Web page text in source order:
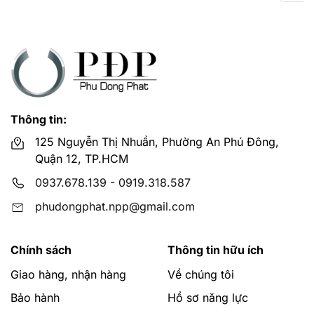
Thông tin:
125 Nguyễn Thị Nhuần, Phường An Phú Đông,
Quận 12, TP.HCM
0937.678.139 - 0919.318.587
phudongphat.npp@gmail.com
Chính sách
Giao hàng, nhận hàng
Bảo hành
Thông tin hữu ích
Về chúng tôi
Hồ sơ năng lực